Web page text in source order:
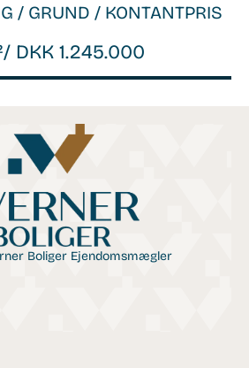
/ GRUND / KONTANTPRIS
/ DKK 1.245.000
Boliger Ejendomsmægler